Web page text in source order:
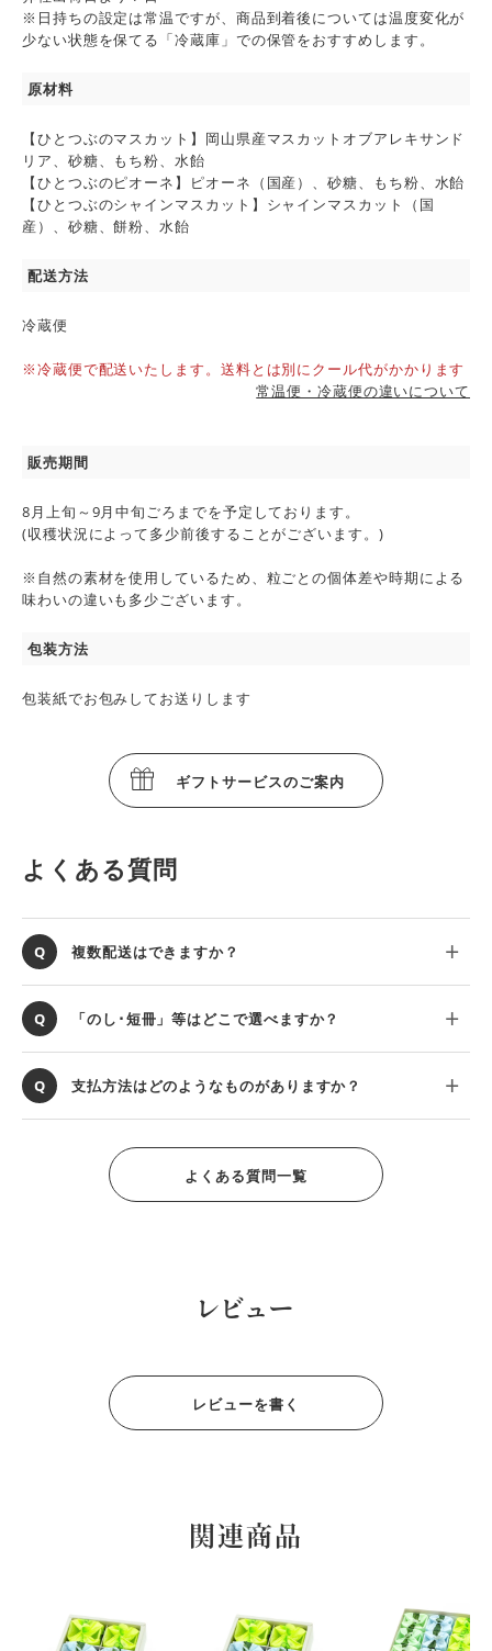
※日持ちの設定は常温ですが、商品到着後については温度変化が
少ない状態を保てる「冷蔵庫」での保管をおすすめします。
原材料
【ひとつぶのマスカット】岡山県産マスカットオブアレキサンド
リア、砂糖、もち粉、水飴
【ひとつぶのピオーネ】ピオーネ（国産）、砂糖、もち粉、水飴
【ひとつぶのシャインマスカット】シャインマスカット（国
産）、砂糖、餅粉、水飴
配送方法
冷蔵便
※冷蔵便で配送いたします。送料とは別にクール代がかかります
常温便・冷蔵便の違いについて
販売期間
8月上旬～9月中旬ごろまでを予定しております。
(収穫状況によって多少前後することがございます。)
※自然の素材を使用しているため、粒ごとの個体差や時期による
味わいの違いも多少ございます。
包装方法
包装紙でお包みしてお送りします
ギフトサービスのご案内
よくある質問
複数配送はできますか？
「のし･短冊」等はどこで選べますか？
支払方法はどのようなものがありますか？
よくある質問一覧
レビュー
レビューを書く
関連商品